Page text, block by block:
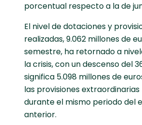
porcentual respecto a la de
El nivel de dotaciones y
realizadas, 9.062 millones de
semestre, ha retornado a
la crisis, con un descenso del
significa 5.098 millones de
las provisiones extraordinarias
durante el mismo periodo del
anterior.